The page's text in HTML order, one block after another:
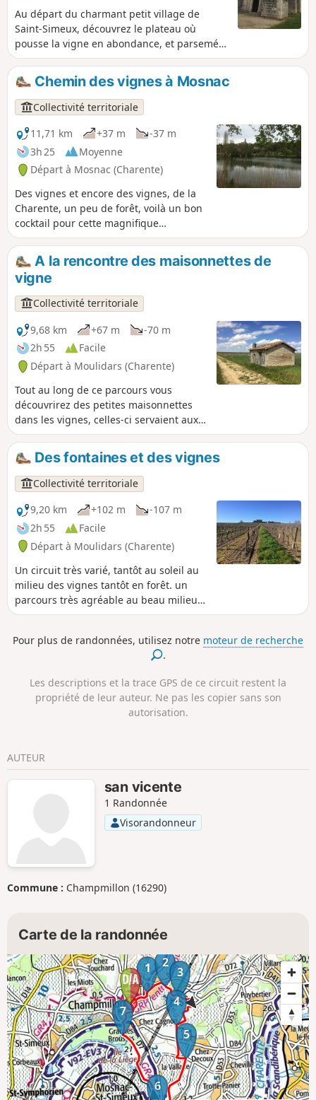
Au départ du charmant petit village de
Saint-Simeux, découvrez le plateau où
pousse la vigne en abondance, et parsemé
de petits hameaux tous plus mignons les
uns que les autres avec leurs grandes
bâtisses en vieilles pierres.
Chemin des vignes à Mosnac
Collectivité territoriale
11,71 km
+37 m
-37 m
3h 25
Moyenne
Départ à Mosnac (Charente)
Des vignes et encore des vignes, de la
Charente, un peu de forêt, voilà un bon
cocktail pour cette magnifique
randonnée.
A la rencontre des maisonnettes de
vigne
Collectivité territoriale
9,68 km
+67 m
-70 m
2h 55
Facile
Départ à Moulidars (Charente)
Tout au long de ce parcours vous
découvrirez des petites maisonnettes
dans les vignes, celles-ci servaient aux
vignerons pour entreposer du matériel
mais aussi pour s'abriter lors des
pauses. L'une d'elle est accessible.
Des fontaines et des vignes
Collectivité territoriale
9,20 km
+102 m
-107 m
2h 55
Facile
Départ à Moulidars (Charente)
Un circuit très varié, tantôt au soleil au
milieu des vignes tantôt en forêt. un
parcours très agréable au beau milieu
de la campagne.
Pour plus de randonnées, utilisez notre moteur de recherche
.
Les descriptions et la trace GPS de ce circuit restent la
propriété de leur auteur. Ne pas les copier sans son
autorisation.
AUTEUR
san vicente
1 Randonnée
Visorandonneur
Commune : Champmillon (16290)
Carte de la randonnée
1 2
3
4
5
6
7